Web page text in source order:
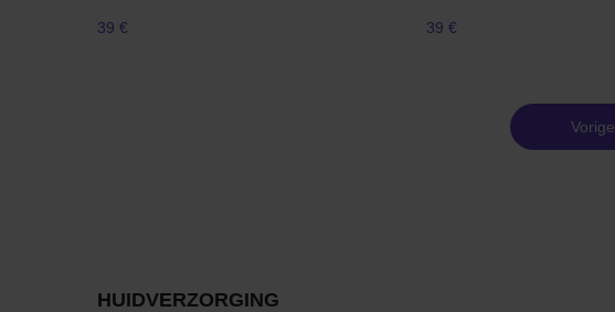
39 € 39 €
Vorige
HUIDVERZORGING